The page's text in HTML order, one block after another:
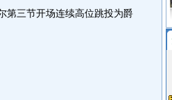
第三节开场连续高位跳投为爵